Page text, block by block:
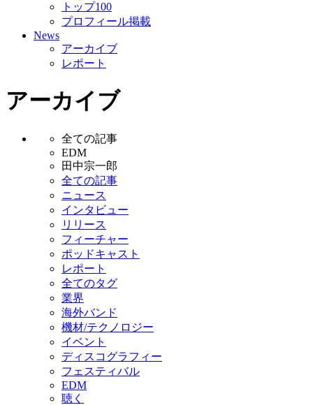
トップ100
プロフィール掲載
News
アーカイブ
レポート
アーカイブ
全ての記事
EDM
田中宗一郎
全ての記事
ニュース
インタビュー
リリース
フィーチャー
ポッドキャスト
レポート
全てのタグ
業界
海外バンド
機材/テクノロジー
イベント
ディスコグラフィー
フェスティバル
EDM
聴く